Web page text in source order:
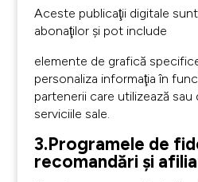
Aceste publicaţii digitale
abonaţilor şi pot include
elemente de grafică
personaliza informaţia în
partenerii care utilizează
serviciile sale.
3.Programele de
recomandări şi